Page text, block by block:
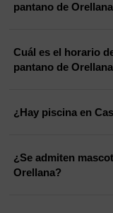
pantano de
Cuál es el horario de
pantano de
¿Hay piscina en
¿Se admiten
Orellana?